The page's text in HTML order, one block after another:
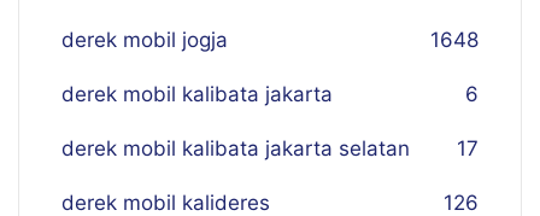
48
derek mobil jogja 16
derek mobil kalibata jakarta 6
derek mobil kalibata jakarta selatan 17
derek mobil kalideres 126